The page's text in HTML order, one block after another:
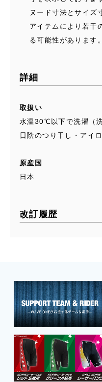
ヌード寸法とサイズ
アイテムにより若干
る可能性があります。
詳細
取扱い
水温30℃以下で洗濯（
日陰のつり干し・アイ
原産国
日本
改訂履歴